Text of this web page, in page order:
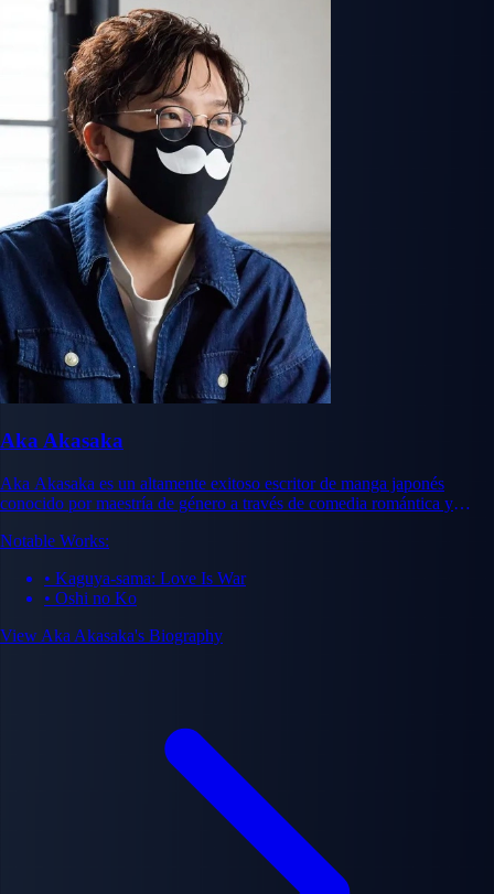
Aka Akasaka
Aka Akasaka es un altamente exitoso escritor de manga japonés
conocido por maestría de género a través de comedia romántica y
logrado éxito masivo tanto comercial como crítico, con Kaguya-sama
celebrado por subvertir convenciones de género, crear narrativas
psicológicas complejas y explorar ambigüedad moral en narración
Notable Works:
• Kaguya-sama: Love Is War
• Oshi no Ko
View Aka Akasaka's Biography